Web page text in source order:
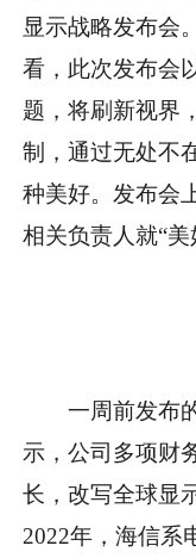
显示战略发布会
看，此次发布会
题，将刷新视界
制，通过无处不
种美好。发布会
相关负责人就“美
一周前发布
示，公司多项财
长，改写全球显
2022年，海信系